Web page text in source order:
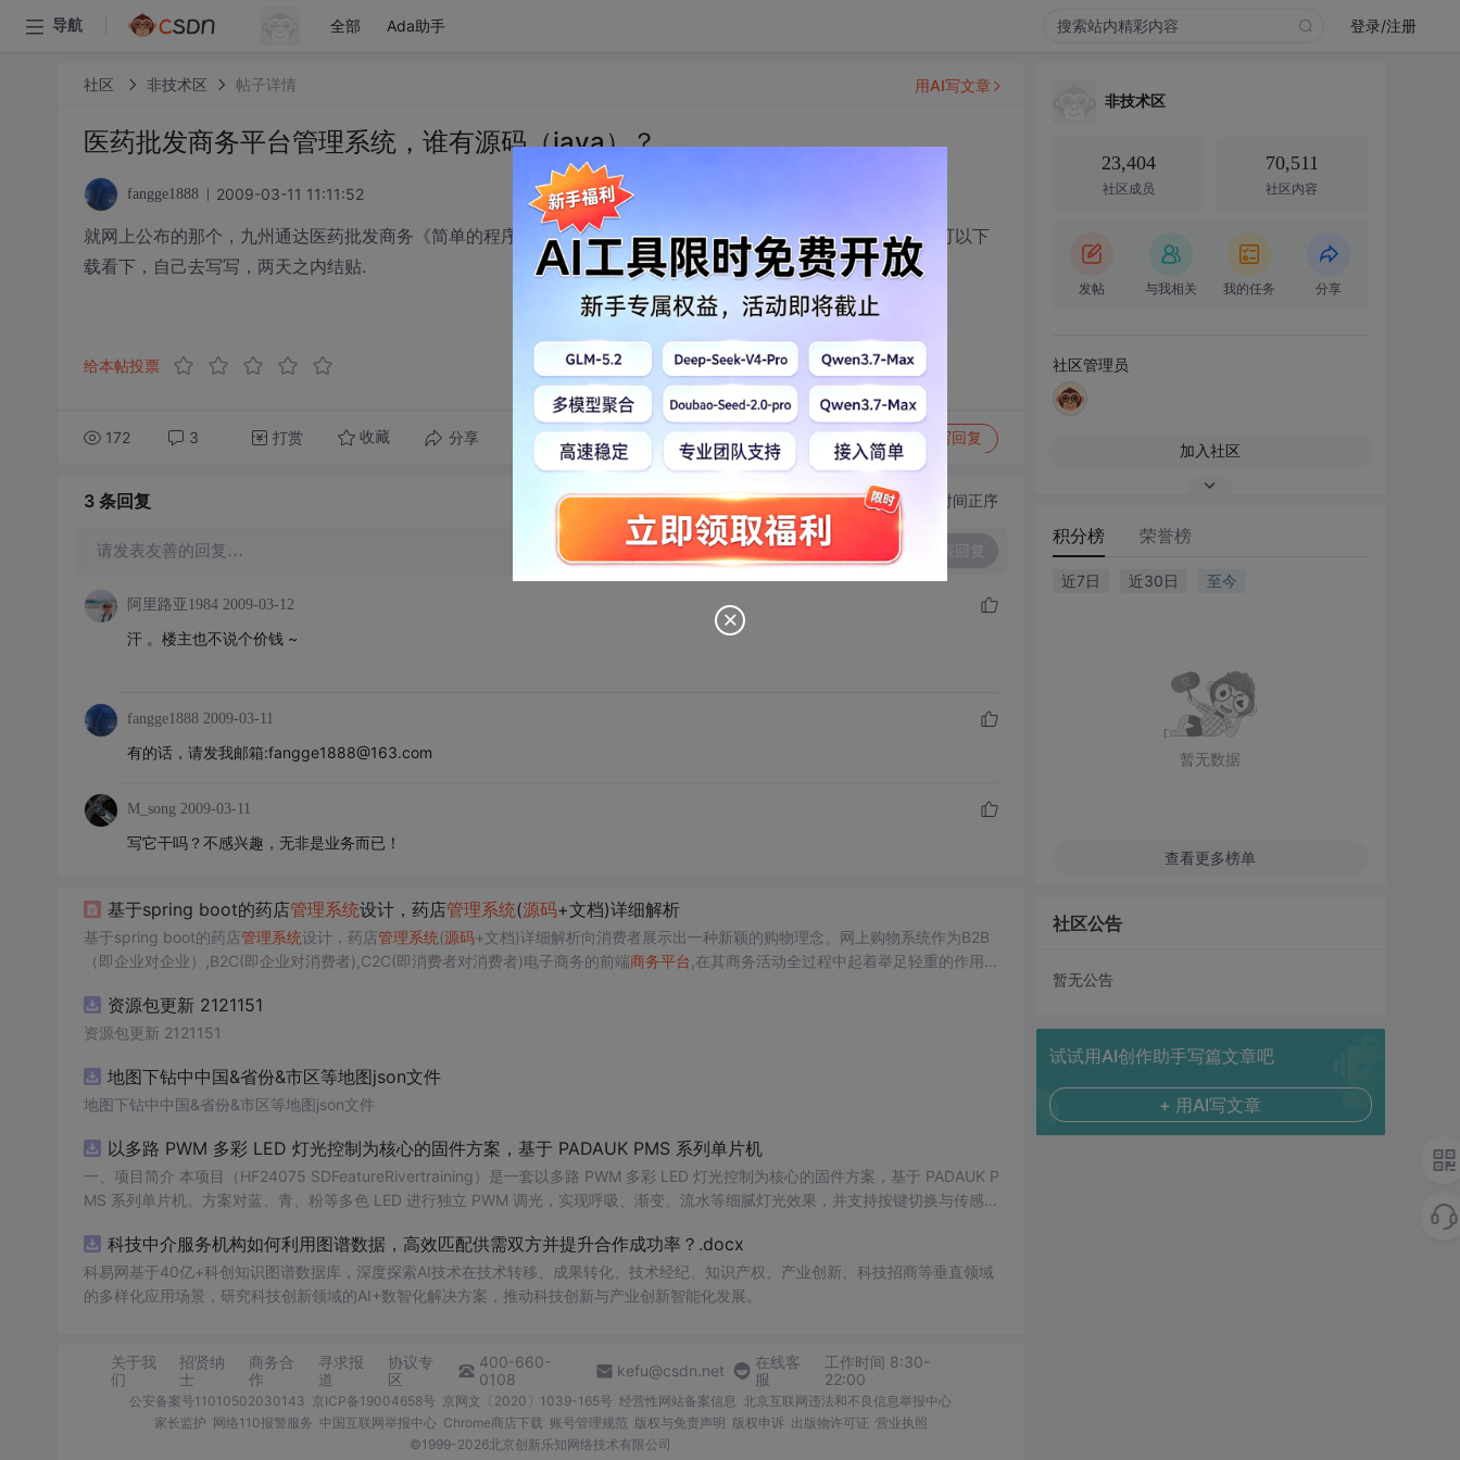
导航 全部 Ada助手 登录/注册
社区 非技术区 帖子详情
医药批发商务平台管理系统，谁有源码（java）？
fangge1888 2009-03-11 11:11:52
就网上公布的那个，九州通达医药批发商务《简单的程序就行》麻烦的也可以，上面有EMP开发文档，感兴趣的可以下
载看下，自己去写写，两天之内结贴.
给本帖投票
172 3 打赏 收藏 分享 转发到动态 举报 写回复
用AI写文章
3 条回复 切换为时间正序
请发表友善的回复…
阿里路亚1984 2009-03-12
汗 。楼主也不说个价钱 ~
fangge1888 2009-03-11
有的话，请发我邮箱:fangge1888@163.com
M_song 2009-03-11
写它干吗？不感兴趣，无非是业务而已！
基于spring boot的药店管理系统设计，药店管理系统(源码+文档)详细解析
基于spring boot的药店管理系统设计，药店管理系统(源码+文档)详细解析向消费者展示出一种新颖的购物理念。网上购物系统作为B2B
（即企业对企业）,B2C(即企业对消费者),C2C(即消费者对消费者)电子商务的前端商务平台 ,在其商务活动全过程中起着举足轻重的作用。
资源包更新 2121151
资源包更新 2121151
地图下钻中中国&省份&市区等地图json文件
地图下钻中中国&省份&市区等地图json文件
以多路 PWM 多彩 LED 灯光控制为核心的固件方案，基于 PADAUK PMS 系列单片机
一、项目简介 本项目（HF24075 SDFeatureRivertraining）是一套以多路 PWM 多彩 LED 灯光控制为核心的固件方案，基于 PADAUK P
MS 系列单片机。方案对蓝、青、粉等多色 LED 进行独立 PWM 调光，实现呼吸、渐变、流水等细腻灯光效果，并支持按键切换与传感器
WM 调光与色彩混合学习 3. 电子类课程设计 / 毕业设计 4. 灯光艺术与 DIY 项目 适配使用场景：学习练手、毕业设计、课程设计、创业售
卖、实操实训，突出实用性与可落地性。 二、硬件核心配置 · 主控芯片：PADAUK（应广科技）PMS 系列 8 位 OTP 单片机 · 外接外设：
- 多色 LED 灯组（蓝 / 青 / 粉等多路独立 PWM） - 轻触按键（模式切换） - 传感器（交互触发） · 操控设备： - 机身实体按键操控 三、
功耗设计：闲置进入低功耗，按需唤醒。 6. 参数可配：亮灭周期、渐变速度等可调，便于定制。 四、项目优势与亮点 · 灯光细腻：多路独
立 PWM，效果远胜简单开关灯。 · 算法清晰：呼吸 / 渐变实现简洁，易于理解与移植。 · 扩展性强：可轻松增加颜色与模式，适配各类灯
科技中介服务机构如何利用图谱数据，高效匹配供需双方并提升合作成功率？.docx
科易网基于40亿+科创知识图谱数据库，深度探索AI技术在技术转移、成果转化、技术经纪、知识产权、产业创新、科技招商等垂直领域
的多样化应用场景，研究科技创新领域的AI+数智化解决方案，推动科技创新与产业创新智能化发展。
关于我
们
招贤纳
士
商务合
作
寻求报
道
协议专
区
400-660-
0108
kefu@csdn.net
在线客
服
工作时间 8:30-
22:00
公安备案号11010502030143 京ICP备19004658号 京网文〔2020〕1039-165号 经营性网站备案信息 北京互联网违法和不良信息举报中心
家长监护 网络110报警服务 中国互联网举报中心 Chrome商店下载 账号管理规范 版权与免责声明 版权申诉 出版物许可证 营业执照
©1999-2026北京创新乐知网络技术有限公司
非技术区
23,404
社区成员
70,511
社区内容
发帖 与我相关 我的任务 分享
社区管理员
加入社区
积分榜 荣誉榜
近7日 近30日 至今
暂无数据
查看更多榜单
社区公告
暂无公告
试试用AI创作助手写篇文章吧
+ 用AI写文章